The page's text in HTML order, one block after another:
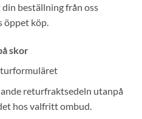
beställning från oss
öppet köp.
skor
returfraktsedeln utanpå
hos valfritt ombud.